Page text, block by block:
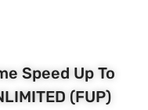
Speed Up To
(FUP)